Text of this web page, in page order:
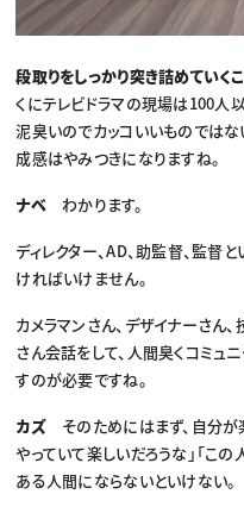
段取りをしっかり突き詰めていく
くにテレビドラマの現場は100人
泥臭いのでカッコいいものではな
成感はやみつきになりますね。
ナベわかります。
ディレクター、AD、助監督、監督
ければいけません。
カメラマンさん、デザイナーさん
さん会話をして、人間臭くコミュ
すのが必要ですね。
カズそのためにはまず、自分が
やっていて楽しいだろうな」「こ
ある人間にならないといけない。